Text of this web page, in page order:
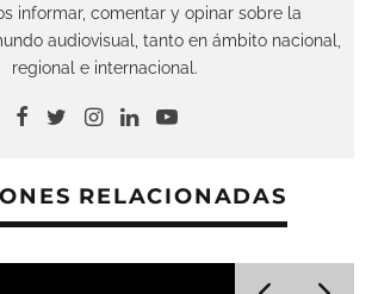
informar, comentar y opinar sobre la
audiovisual, tanto en ámbito nacional,
regional e internacional.
RELACIONADAS